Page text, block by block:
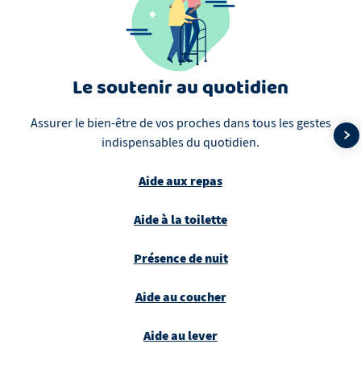
Le soutenir au quotidien
Assurer le bien-être de vos proches dans tous les gestes
indispensables du quotidien.
Aide aux repas
Aide à la toilette
Présence de nuit
Aide au coucher
Aide au lever